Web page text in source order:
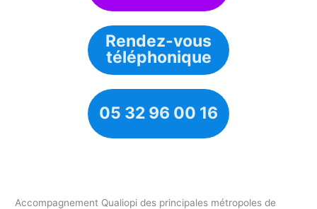
Rendez-vous
téléphonique
05 32 96 00 16
Accompagnement Qualiopi des principales métropoles de